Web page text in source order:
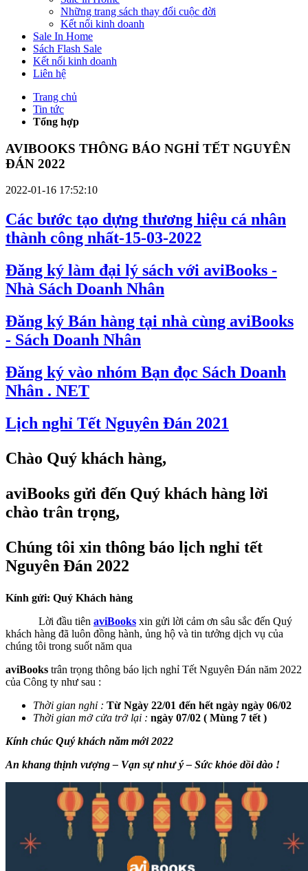
Những trang sách thay đổi cuộc đời
Kết nối kinh doanh
Sale In Home
Sách Flash Sale
Kết nối kinh doanh
Liên hệ
Trang chủ
Tin tức
Tổng hợp
AVIBOOKS THÔNG BÁO NGHỈ TẾT NGUYÊN
ĐÁN 2022
2022-01-16 17:52:10
Các bước tạo dựng thương hiệu cá nhân
thành công nhất-15-03-2022
Đăng ký làm đại lý sách với aviBooks -
Nhà Sách Doanh Nhân
Đăng ký Bán hàng tại nhà cùng aviBooks
- Sách Doanh Nhân
Đăng ký vào nhóm Bạn đọc Sách Doanh
Nhân . NET
Lịch nghỉ Tết Nguyên Đán 2021
Chào Quý khách hàng,
aviBooks gửi đến Quý khách hàng lời
chào trân trọng,
Chúng tôi xin thông báo lịch nghỉ tết
Nguyên Đán 2022
Kính gửi: Quý Khách hàng
Lời đầu tiên aviBooks xin gửi lời cảm ơn sâu sắc đến Quý
khách hàng đã luôn đồng hành, ủng hộ và tin tưởng dịch vụ của
chúng tôi trong suốt năm qua
aviBooks trân trọng thông báo lịch nghỉ Tết Nguyên Đán năm 2022
của Công ty như sau :
Thời gian nghỉ : Từ Ngày 22/01 đến hết ngày ngày 06/02
Thời gian mở cửa trở lại : ngày 07/02 ( Mùng 7 tết )
Kính chúc Quý khách năm mới 2022
An khang thịnh vượng – Vạn sự như ý – Sức khỏe dồi dào !